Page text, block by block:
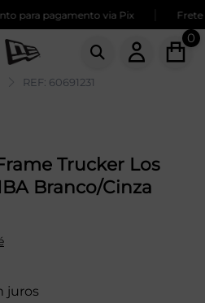
para pagamento via Pix Frete
0
REF: 60691231
Trucker Los
Branco/Cinza
juros